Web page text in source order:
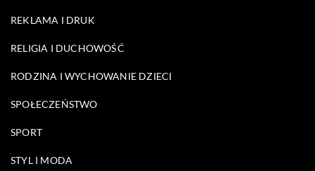
REKLAMA I DRUK
RELIGIA I DUCHOWOŚĆ
RODZINA I WYCHOWANIE DZIECI
SPOŁECZEŃSTWO
SPORT
STYL I MODA